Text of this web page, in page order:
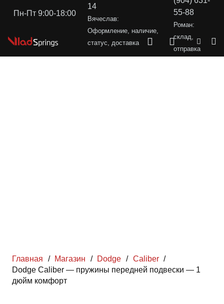
Пн-Пт 9:00-18:00
14
Вячеслав:
Оформление, наличие,
статус, доставка
55-88
Роман:
склад,
отправка
Главная / Магазин / Dodge / Caliber /
Dodge Caliber — пружины передней подвески — 1
дюйм комфорт